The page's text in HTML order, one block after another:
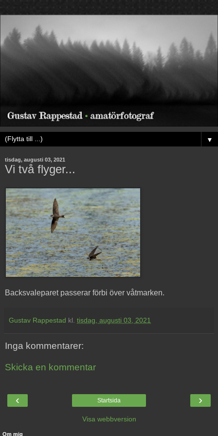
▼
tisdag, augusti 03, 2021
Vi två flyger...
Backsvaleparet passerar förbi över våtmarken.
Gustav Rappestad kl. tisdag, augusti 03, 2021
Inga kommentarer:
Skicka en kommentar
‹ ›
Startsida
Visa webbversion
Om mig